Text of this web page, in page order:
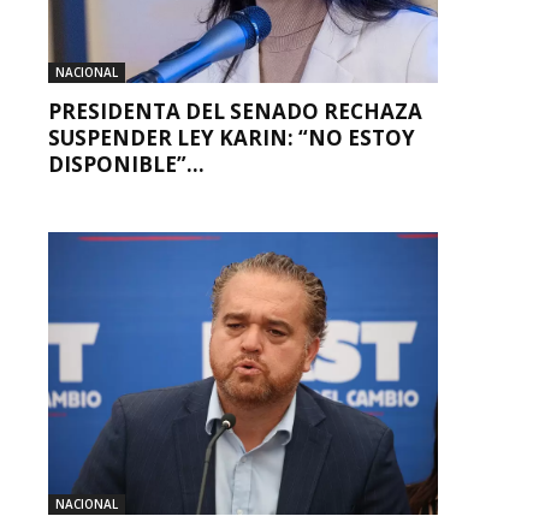
NACIONAL
PRESIDENTA DEL SENADO RECHAZA
SUSPENDER LEY KARIN: “NO ESTOY
DISPONIBLE”...
NACIONAL